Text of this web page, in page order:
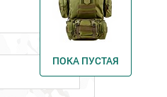
ПОКА ПУСТАЯ